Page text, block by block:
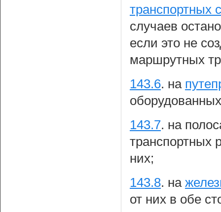
транспортных
случаев
если это не
маршрутных
143.6. на
143.7. на
транспортных
них;
143.8. на
от них в обе